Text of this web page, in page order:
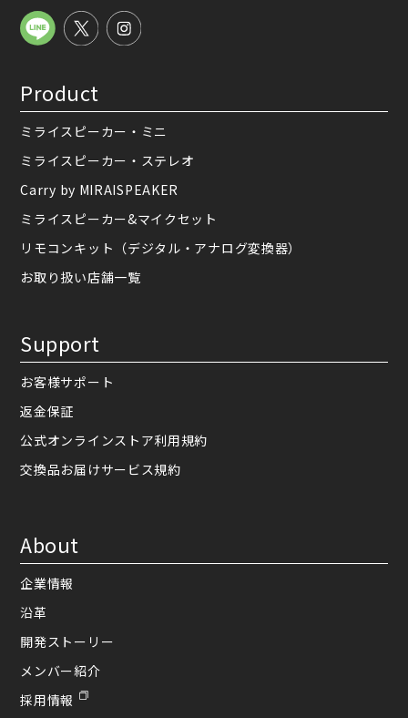
Product
ミライスピーカー・ミニ
ミライスピーカー・ステレオ
Carry by MIRAISPEAKER
ミライスピーカー&マイクセット
リモコンキット（デジタル・アナログ変換器）
お取り扱い店舗一覧
Support
お客様サポート
返金保証
公式オンラインストア利用規約
交換品お届けサービス規約
About
企業情報
沿革
開発ストーリー
メンバー紹介
採用情報